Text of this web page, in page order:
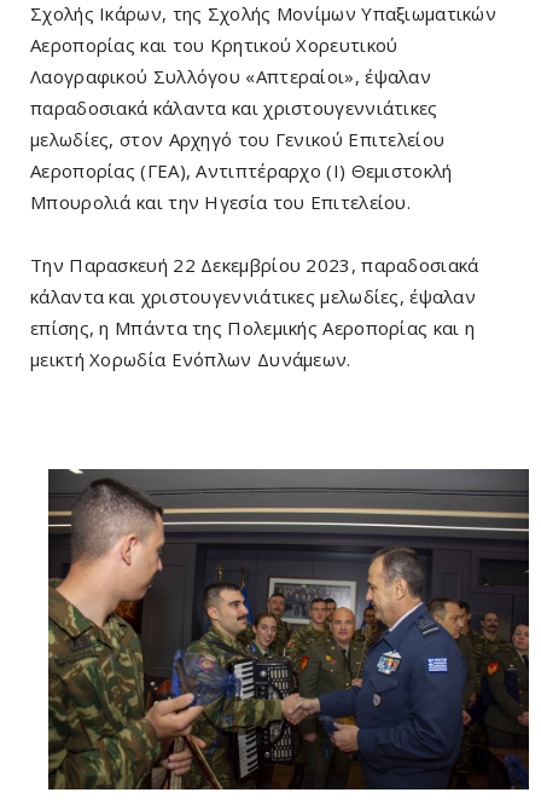
Σχολής Ικάρων, της Σχολής Μονίμων Υπαξιωματικών
Αεροπορίας και του Κρητικού Χορευτικού
Λαογραφικού Συλλόγου «Απτεραίοι», έψαλαν
παραδοσιακά κάλαντα και χριστουγεννιάτικες
μελωδίες, στον Αρχηγό του Γενικού Επιτελείου
Αεροπορίας (ΓΕΑ), Αντιπτέραρχο (Ι) Θεμιστοκλή
Μπουρολιά και την Ηγεσία του Επιτελείου.
Την Παρασκευή 22 Δεκεμβρίου 2023, παραδοσιακά
κάλαντα και χριστουγεννιάτικες μελωδίες, έψαλαν
επίσης, η Μπάντα της Πολεμικής Αεροπορίας και η
μεικτή Χορωδία Ενόπλων Δυνάμεων.